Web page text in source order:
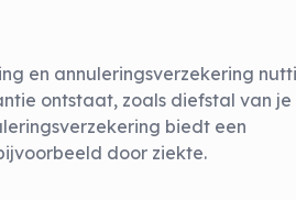
en annuleringsverzekering
ontstaat, zoals diefstal van je
biedt een
door ziekte.